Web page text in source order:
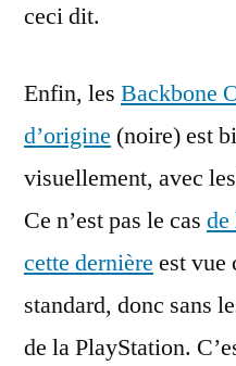
ceci dit.
Enfin, les Backbone
d’origine (noire) est
visuellement, avec
Ce n’est pas le cas
cette dernière est vue
standard, donc sans
de la PlayStation.